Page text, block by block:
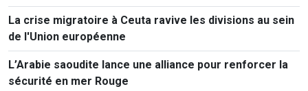
La crise migratoire à Ceuta ravive les divisions au sein
de l'Union européenne
L’Arabie saoudite lance une alliance pour renforcer la
sécurité en mer Rouge